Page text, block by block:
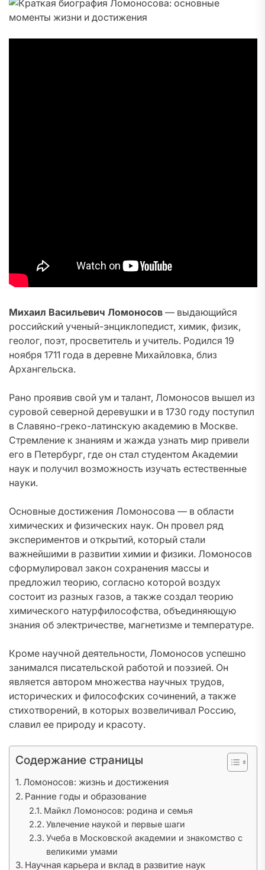
Михаил Васильевич Ломоносов — выдающийся
российский ученый-энциклопедист, химик, физик,
геолог, поэт, просветитель и учитель. Родился 19
ноября 1711 года в деревне Михайловка, близ
Архангельска.
Рано проявив свой ум и талант, Ломоносов вышел из
суровой северной деревушки и в 1730 году поступил
в Славяно-греко-латинскую академию в Москве.
Стремление к знаниям и жажда узнать мир привели
его в Петербург, где он стал студентом Академии
наук и получил возможность изучать естественные
науки.
Основные достижения Ломоносова — в области
химических и физических наук. Он провел ряд
экспериментов и открытий, который стали
важнейшими в развитии химии и физики. Ломоносов
сформулировал закон сохранения массы и
предложил теорию, согласно которой воздух
состоит из разных газов, а также создал теорию
химического натурфилософства, объединяющую
знания об электричестве, магнетизме и температуре.
Кроме научной деятельности, Ломоносов успешно
занимался писательской работой и поэзией. Он
является автором множества научных трудов,
исторических и философских сочинений, а также
стихотворений, в которых возвеличивал Россию,
славил ее природу и красоту.
Содержание страницы
Ломоносов: жизнь и достижения
Ранние годы и образование
Майкл Ломоносов: родина и семья
Увлечение наукой и первые шаги
Учеба в Московской академии и знакомство с
великими умами
Научная карьера и вклад в развитие наук